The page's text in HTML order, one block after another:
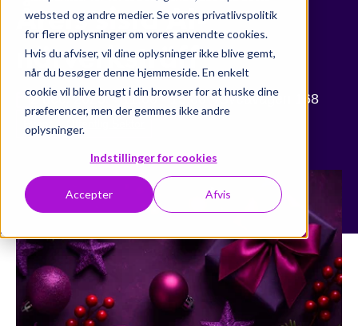
websted og andre medier. Se vores privatlivspolitik
for flere oplysninger om vores anvendte cookies.
Hvis du afviser, vil dine oplysninger ikke blive gemt,
når du besøger denne hjemmeside. En enkelt
cookie vil blive brugt i din browser for at huske dine
præferencer, men der gemmes ikke andre
oplysninger.
Indstillinger for cookies
Accepter Afvis
Årets sista AI-
nätverksträff
2 dec. 2025 11:00 - 15:00 Sveavägen 168
Event